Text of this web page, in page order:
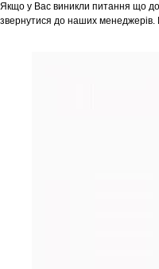
Якщо у Вас виникли питання що
звернутися до наших